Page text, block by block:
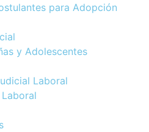
para Adopción
y Adolescentes
Laboral